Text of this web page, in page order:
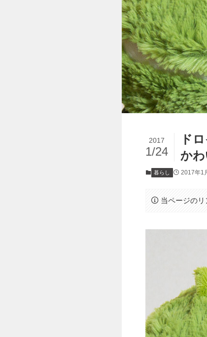
ド
かわ
2017
1/24
暮らし 2017年1
当ページのリ